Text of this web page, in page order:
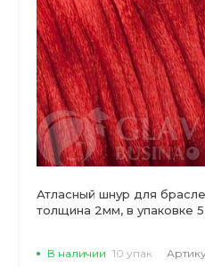
Атласный шнур для
толщина 2мм, в упаковке
В наличии 10 упак